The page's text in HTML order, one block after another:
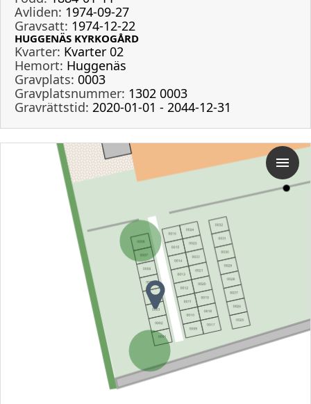
Avliden: 1974-09-27
Gravsatt: 1974-12-22
HUGGENÄS KYRKOGÅRD
Kvarter: Kvarter 02
Hemort: Huggenäs
Gravplats: 0003
Gravplatsnummer: 1302 0003
Gravrättstid: 2020-01-01 - 2044-12-31